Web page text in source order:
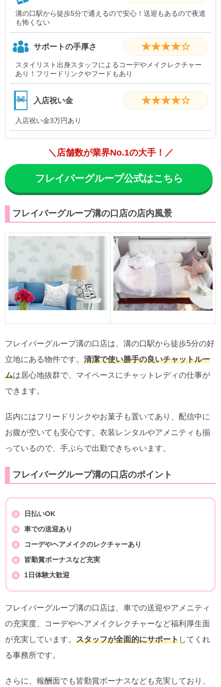
溝の口駅から徒歩5分で通えるので安心！送迎もあるので夜道
も怖くない
サポートの手厚さ ★★★★☆
スタイリスト出身スタッフによるコーデやメイクレクチャー
あり！フリードリンクやフードもあり
入店祝い金 ★★★★☆
入店祝い金3万円あり
＼店舗数が業界No.1の大手！／
フレイバーグループ公式はこちら
フレイバーグループ溝の口店の店内風景
フレイバーグループ溝の口店は、溝の口駅から徒歩5分の好
立地にある物件です。 清潔で使い勝手の良いチャットルー
ムは居心地抜群で、マイペースにチャットレディの仕事が
できます。
店内にはフリードリンクやお菓子も置いてあり、配信中に
お腹が空いても安心です。衣装レンタルやアメニティも揃
っているので、手ぶらで出勤できちゃいます。
フレイバーグループ溝の口店のポイント
日払いOK
車での送迎あり
コーデやヘアメイクのレクチャーあり
皆勤賞ボーナスなど充実
1日体験大歓迎
フレイバーグループ溝の口店は、車での送迎やアメニティ
の充実度、コーデやヘアメイクレクチャーなど福利厚生面
が充実しています。 スタッフが全面的にサポートしてくれ
る事務所です。
さらに、報酬面でも皆勤賞ボーナスなども充実しており、